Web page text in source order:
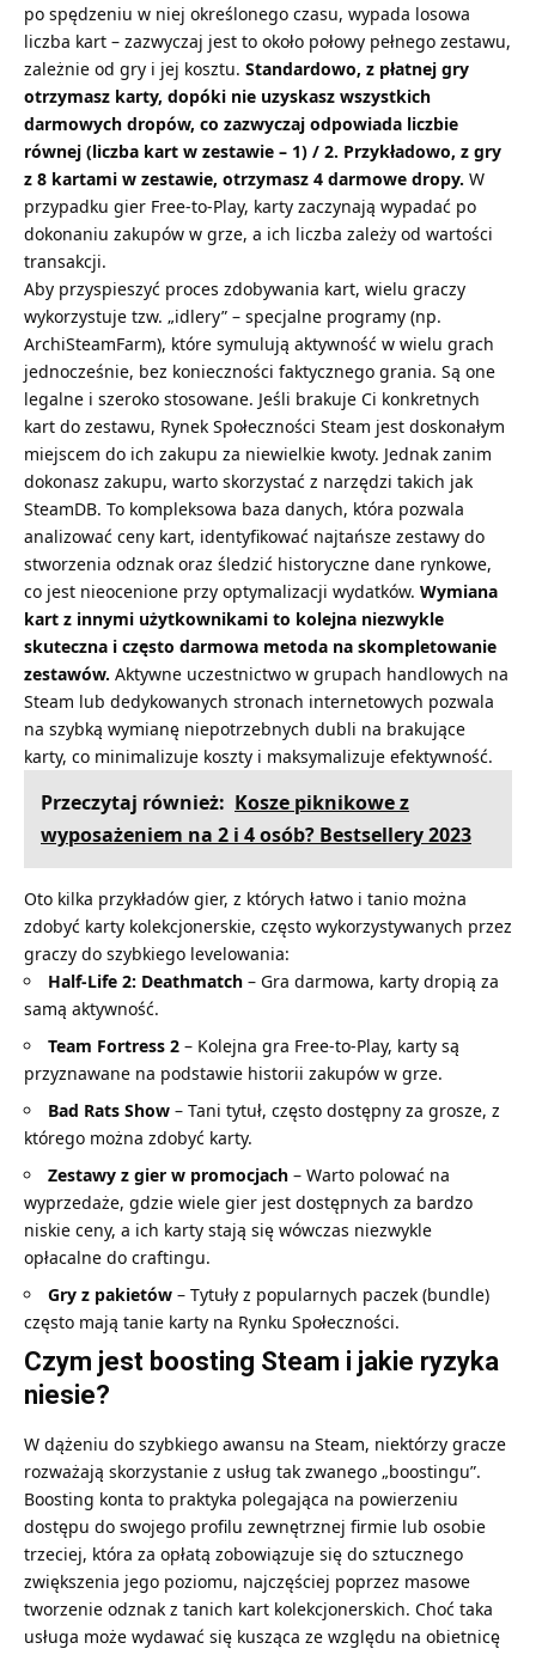
po spędzeniu w niej określonego czasu, wypada losowa
liczba kart – zazwyczaj jest to około połowy pełnego zestawu,
zależnie od gry i jej kosztu. Standardowo, z płatnej gry
otrzymasz karty, dopóki nie uzyskasz wszystkich
darmowych dropów, co zazwyczaj odpowiada liczbie
równej (liczba kart w zestawie – 1) / 2. Przykładowo, z gry
z 8 kartami w zestawie, otrzymasz 4 darmowe dropy. W
przypadku gier Free-to-Play, karty zaczynają wypadać po
dokonaniu zakupów w grze, a ich liczba zależy od wartości
transakcji.
Aby przyspieszyć proces zdobywania kart, wielu graczy
wykorzystuje tzw. „idlery” – specjalne programy (np.
ArchiSteamFarm), które symulują aktywność w wielu grach
jednocześnie, bez konieczności faktycznego grania. Są one
legalne i szeroko stosowane. Jeśli brakuje Ci konkretnych
kart do zestawu, Rynek Społeczności Steam jest doskonałym
miejscem do ich zakupu za niewielkie kwoty. Jednak zanim
dokonasz zakupu, warto skorzystać z narzędzi takich jak
SteamDB. To kompleksowa baza danych, która pozwala
analizować ceny kart, identyfikować najtańsze zestawy do
stworzenia odznak oraz śledzić historyczne dane rynkowe,
co jest nieocenione przy optymalizacji wydatków. Wymiana
kart z innymi użytkownikami to kolejna niezwykle
skuteczna i często darmowa metoda na skompletowanie
zestawów. Aktywne uczestnictwo w grupach handlowych na
Steam lub dedykowanych stronach internetowych pozwala
na szybką wymianę niepotrzebnych dubli na brakujące
karty, co minimalizuje koszty i maksymalizuje efektywność.
Przeczytaj również: Kosze piknikowe z
wyposażeniem na 2 i 4 osób? Bestsellery 2023
Oto kilka przykładów gier, z których łatwo i tanio można
zdobyć karty kolekcjonerskie, często wykorzystywanych przez
graczy do szybkiego levelowania:
Half-Life 2: Deathmatch – Gra darmowa, karty dropią za
samą aktywność.
Team Fortress 2 – Kolejna gra Free-to-Play, karty są
przyznawane na podstawie historii zakupów w grze.
Bad Rats Show – Tani tytuł, często dostępny za grosze, z
którego można zdobyć karty.
Zestawy z gier w promocjach – Warto polować na
wyprzedaże, gdzie wiele gier jest dostępnych za bardzo
niskie ceny, a ich karty stają się wówczas niezwykle
opłacalne do craftingu.
Gry z pakietów – Tytuły z popularnych paczek (bundle)
często mają tanie karty na Rynku Społeczności.
Czym jest boosting Steam i jakie ryzyka
niesie?
W dążeniu do szybkiego awansu na Steam, niektórzy gracze
rozważają skorzystanie z usług tak zwanego „boostingu”.
Boosting konta to praktyka polegająca na powierzeniu
dostępu do swojego profilu zewnętrznej firmie lub osobie
trzeciej, która za opłatą zobowiązuje się do sztucznego
zwiększenia jego poziomu, najczęściej poprzez masowe
tworzenie odznak z tanich kart kolekcjonerskich. Choć taka
usługa może wydawać się kusząca ze względu na obietnicę